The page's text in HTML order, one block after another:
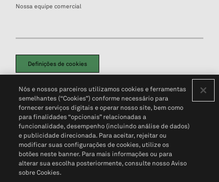
Nossa equipe comercial
Definições de cookies
Política de PrivacidadePortal de privacidade do cliente (em inglês)
Não Venda Minhas Informações Pessoais© 2026 S&P Global
Nós e nossos parceiros utilizamos cookies e ferramentas
semelhantes (“Cookies”) conforme necessário para
fornecer serviços digitais e operar nosso site, bem como
para finalidades “opcionais” relacionadas a
funcionalidade, desempenho (incluindo análise de dados)
e publicidade direcionada. Para aceitar, rejeitar ou
modificar suas configurações de cookies, utilize os
botões neste banner. Para mais informações ou para
alterar sua escolha posteriormente, consulte nosso Aviso
sobre Cookies.